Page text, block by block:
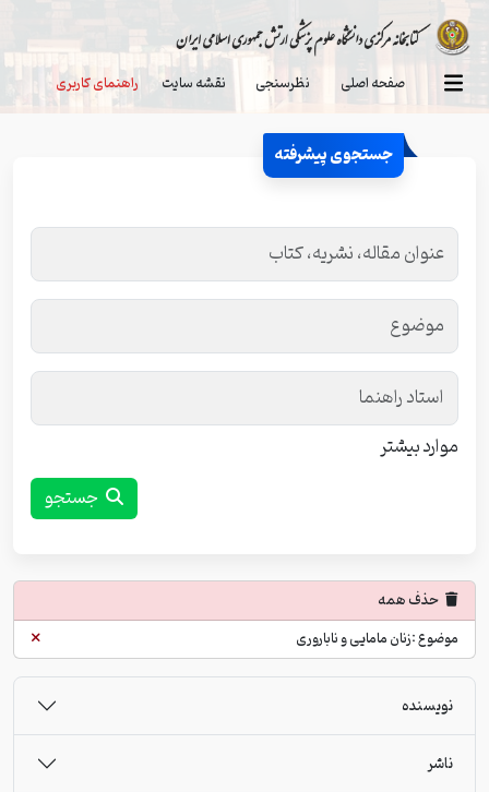
صفحه اصلی نظرسنجی نقشه سایت راهنمای کاربری
جستجوی پیشرفته
موارد بیشتر
حذف همه
موضوع :زنان مامایی و ناباروری
نویسنده
ناشر